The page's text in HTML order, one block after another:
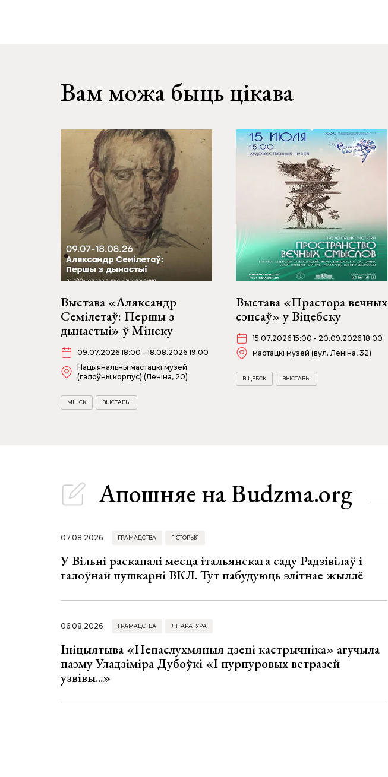
Вам можа быць цікава
Выстава «Аляксандр
Семілетаў: Першы з
дынастыі» ў Мінску
09.07.2026 18:00 - 18.08.2026 19:00
Нацыянальны мастацкі музей
(галоўны корпус) (Леніна, 20)
МІНСК ВЫСТАВЫ
Выстава «Прастора вечных
сэнсаў» у Віцебску
15.07.2026 15:00 - 20.09.2026 18:00
мастацкі музей (вул. Леніна, 32)
ВІЦЕБСК ВЫСТАВЫ
Апошняе на Budzma.org
07.08.2026 ГРАМАДСТВА ГІСТОРЫЯ
У Вільні раскапалі месца італьянскага саду Радзівілаў і
галоўнай пушкарні ВКЛ. Тут пабудуюць элітнае жыллё
06.08.2026 ГРАМАДСТВА ЛІТАРАТУРА
Ініцыятыва «Непаслухмяныя дзеці кастрычніка» агучыла
паэму Уладзіміра Дубоўкі «І пурпуровых ветразей
узвівы...»